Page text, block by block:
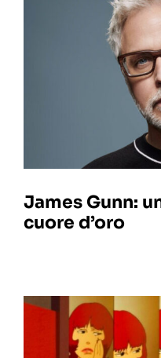
James Gunn:
cuore d’oro